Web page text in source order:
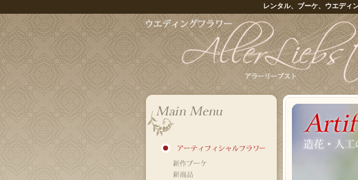
レンタル、ブーケ、ウエディ